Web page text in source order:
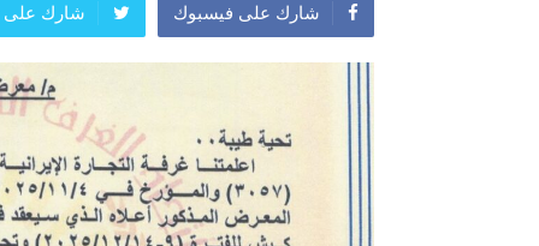
المعرض الدولي للاحذية
معرض
النشرة الاسبوعية
النشرة الشهرية لاسعار
شارك على فيسبوك شارك على